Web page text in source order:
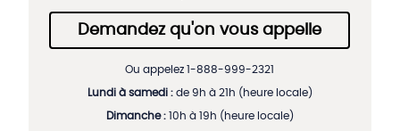
Demandez qu'on vous appelle
Ou appelez 1-888-999-2321
Lundi à samedi :de 9h à 21h (heure locale)
Dimanche :10h à 19h (heure locale)